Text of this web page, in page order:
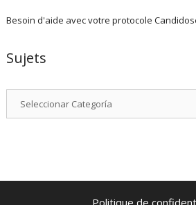
Besoin d'aide avec votre protocole
Sujets
Politique de